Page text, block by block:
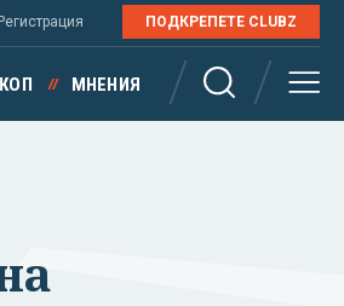
Регистрация ПОДКРЕПЕТЕ CLUBZ
МНЕНИЯ